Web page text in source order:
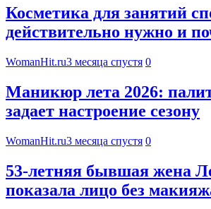
Косметика для занятий
действительно нужно и
WomanHit.ru3 месяца спустя 0
Маникюр лета 2026:
задает настроение сезону
WomanHit.ru3 месяца спустя 0
53-летняя бывшая жена
показала лицо без